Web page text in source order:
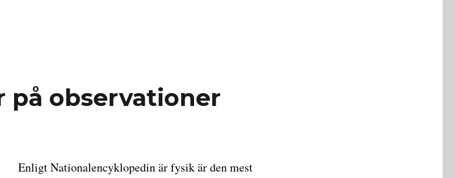
på observationer
Enligt Nationalencyklopedin är fysik är den mest